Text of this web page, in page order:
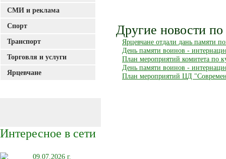
Другие новости по
Ярцевчане отдали дань памяти
День памяти воинов -
План мероприятий комитета по
День памяти воинов -
План мероприятий ЦД
СМИ и реклама
Спорт
Транспорт
Торговля и услуги
Ярцевчане
Интересное в сети